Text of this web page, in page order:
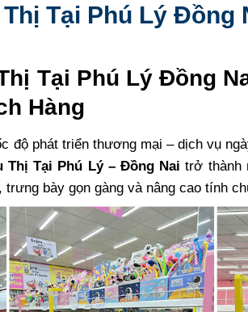
Tại Phú Lý Đồng
Tại Phú Lý Đồng
Hàng
độ phát triển thương mại – dịch vụ
Thị Tại Phú Lý – Đồng Nai trở thành
bày gọn gàng và nâng cao tính